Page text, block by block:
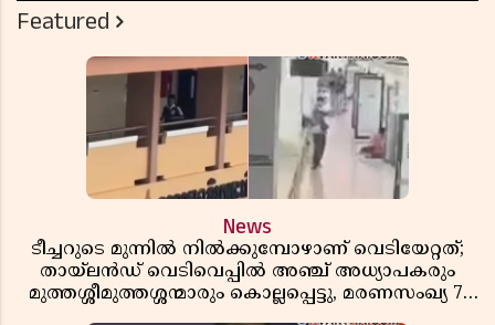
Featured
News
ടീച്ചറുടെ മുന്നിൽ നിൽക്കുമ്പോഴാണ് വെടിയേറ്റത്;
തായ്‌ലൻഡ് വെടിവെപ്പിൽ അഞ്ച് അധ്യാപകരും
മുത്തശ്ശീമുത്തശ്ശന്മാരും കൊല്ലപ്പെട്ടു, മരണസംഖ്യ 7;